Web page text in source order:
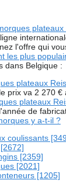
plateaux
l'offre qui
les plus
dans Belgique :
plateaux
prix va 2 270 €
plateaux
de
y a-t-il ?
coulissants
[2359]
[2021]
[1205]